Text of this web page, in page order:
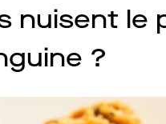
nuisent le
?